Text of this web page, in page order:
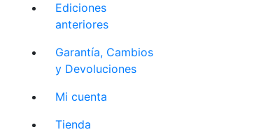
Ediciones
anteriores
Garantía, Cambios
y Devoluciones
Mi cuenta
Tienda